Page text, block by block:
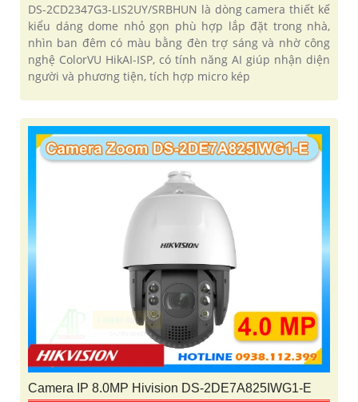
DS-2CD2347G3-LIS2UY/SRBHUN là dòng camera thiết kế
kiểu dáng dome nhỏ gọn phù hợp lắp đặt trong nhà,
nhìn ban đêm có màu bằng đèn trợ sáng và nhờ công
nghệ ColorVU HikAI-ISP, có tính năng AI giúp nhận diện
người và phương tiện, tích hợp micro kép
Camera IP 8.0MP Hivision DS-2DE7A825IWG1-E